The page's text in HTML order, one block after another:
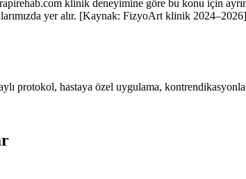
klinik deneyimine göre bu konu için
yer alır. [Kaynak: FizyoArt klinik 2024–2026]
protokol, hastaya özel uygulama,